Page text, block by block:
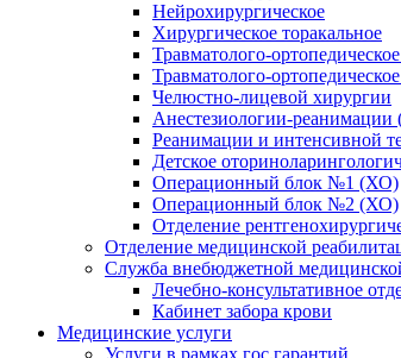
Нейрохирургическое
Хирургическое торакальное
Травматолого-
Травматолого-
Челюстно-лицевой хирургии
Анестезиологии-
Реанимации и интенсивной
Детское
Операционный блок №1 (ХО)
Операционный блок №2 (ХО)
Отделение
Отделение медицинской
Служба внебюджетной
Лечебно-консультативное
Кабинет забора крови
Медицинские услуги
Услуги в рамках гос.гарантий